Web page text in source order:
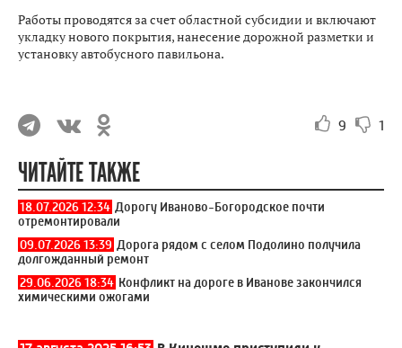
Работы проводятся за счет областной субсидии и включают
укладку нового покрытия, нанесение дорожной разметки и
установку автобусного павильона.
9 1
ЧИТАЙТЕ ТАКЖЕ
18.07.2026 12:34 Дорогу Иваново-Богородское почти
отремонтировали
09.07.2026 13:39 Дорога рядом с селом Подолино получила
долгожданный ремонт
29.06.2026 18:34 Конфликт на дороге в Иванове закончился
химическими ожогами